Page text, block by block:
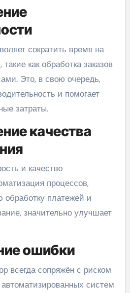
сократить время на
как обработка заказов
Это, в свою очередь,
и помогает
затраты.
качества
и качество
процессов,
платежей и
значительно улучшает
ошибки
всегда сопряжён с риском
систем